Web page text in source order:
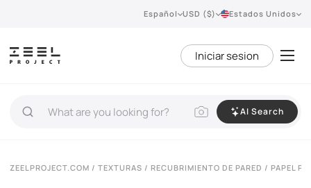
Español USD ($) Estados Unidos
Iniciar sesion
AI Search
ZEELPROJECT.COM / TEXTURAS / RECUBRIMIENTO DE PARED / PAPEL